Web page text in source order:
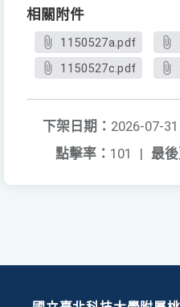
相關附件
1150527a.pdf
1150527c.pdf
下架日期： 2026-07-31
最
點擊率： 101 |